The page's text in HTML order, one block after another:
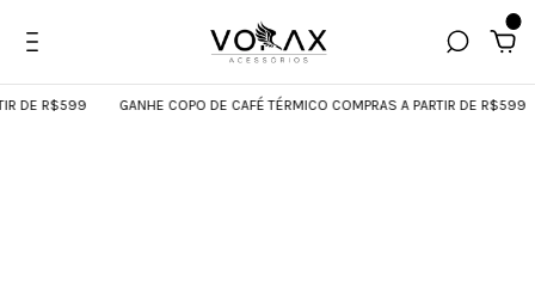
DE R$599 GANHE COPO DE CAFÉ TÉRMICO COMPRAS A PARTIR DE R$599